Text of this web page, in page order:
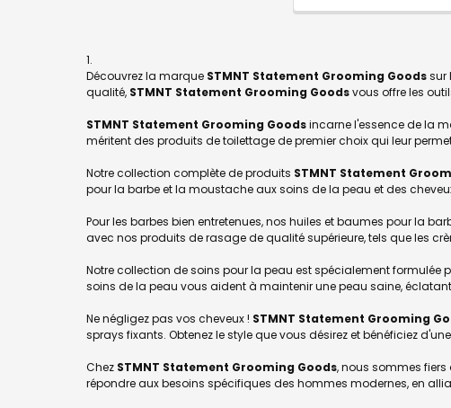
Découvrez la marque STMNT Statement Grooming Goodssur
qualité, STMNT Statement Grooming Goodsvous offre les
STMNT Statement Grooming Goodsincarne l'essence de la
méritent des produits de toilettage de premier choix qui leur
Notre collection complète de produits STMNT Statement
pour la barbe et la moustache aux soins de la peau et des
Pour les barbes bien entretenues, nos huiles et baumes pour la
avec nos produits de rasage de qualité supérieure, tels que les
Notre collection de soins pour la peau est spécialement
soins de la peau vous aident à maintenir une peau saine,
Ne négligez pas vos cheveux ! STMNT Statement Grooming
sprays fixants. Obtenez le style que vous désirez et bénéficiez
Chez STMNT Statement Grooming Goods, nous sommes
répondre aux besoins spécifiques des hommes modernes, en